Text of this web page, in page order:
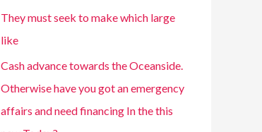
They must seek to make which large
like
Cash advance towards the Oceanside.
Otherwise have you got an emergency
affairs and need financing In the this